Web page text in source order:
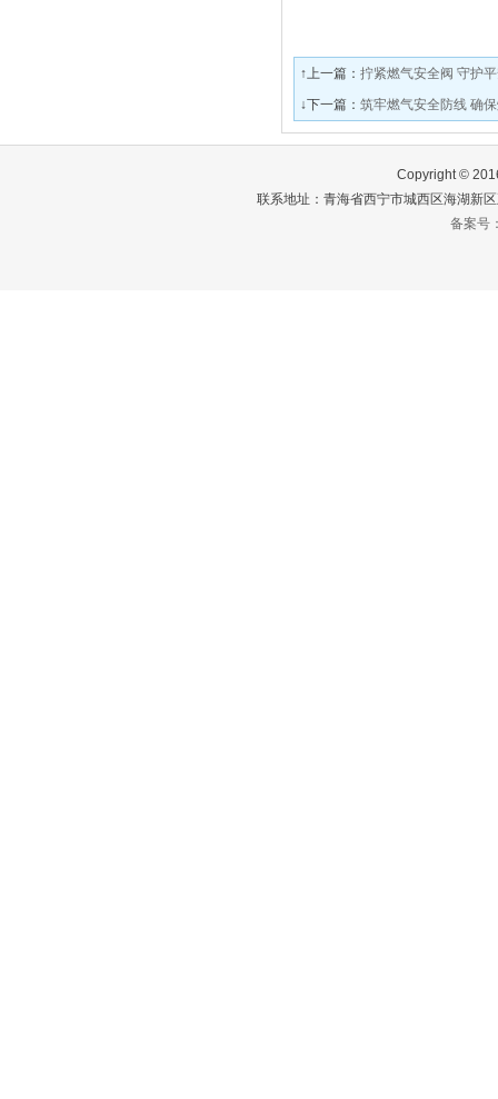
↑上一篇： 拧紧燃气安全阀 守护
↓下一篇： 筑牢燃气安全防线 确
Copyright ©
联系地址：青海省西宁市城西区海湖新
备案号